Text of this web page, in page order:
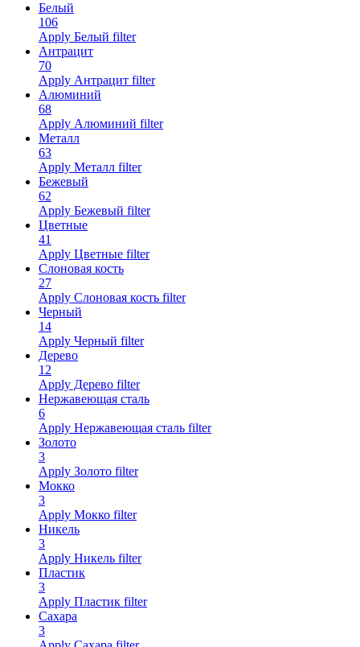
Белый
106
Apply Белый filter
Антрацит
70
Apply Антрацит filter
Алюминий
68
Apply Алюминий filter
Металл
63
Apply Металл filter
Бежевый
62
Apply Бежевый filter
Цветные
41
Apply Цветные filter
Слоновая кость
27
Apply Слоновая кость filter
Черный
14
Apply Черный filter
Дерево
12
Apply Дерево filter
Нержавеющая сталь
6
Apply Нержавеющая сталь filter
Золото
3
Apply Золото filter
Мокко
3
Apply Мокко filter
Никель
3
Apply Никель filter
Пластик
3
Apply Пластик filter
Сахара
3